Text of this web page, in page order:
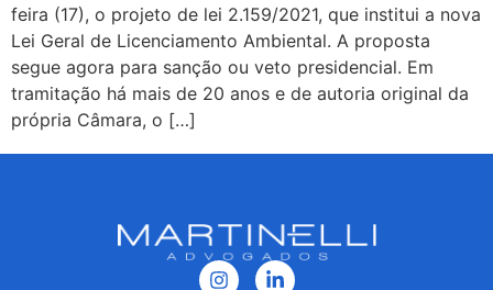
feira (17), o projeto de lei 2.159/2021, que institui a nova
Lei Geral de Licenciamento Ambiental. A proposta
segue agora para sanção ou veto presidencial. Em
tramitação há mais de 20 anos e de autoria original da
própria Câmara, o […]